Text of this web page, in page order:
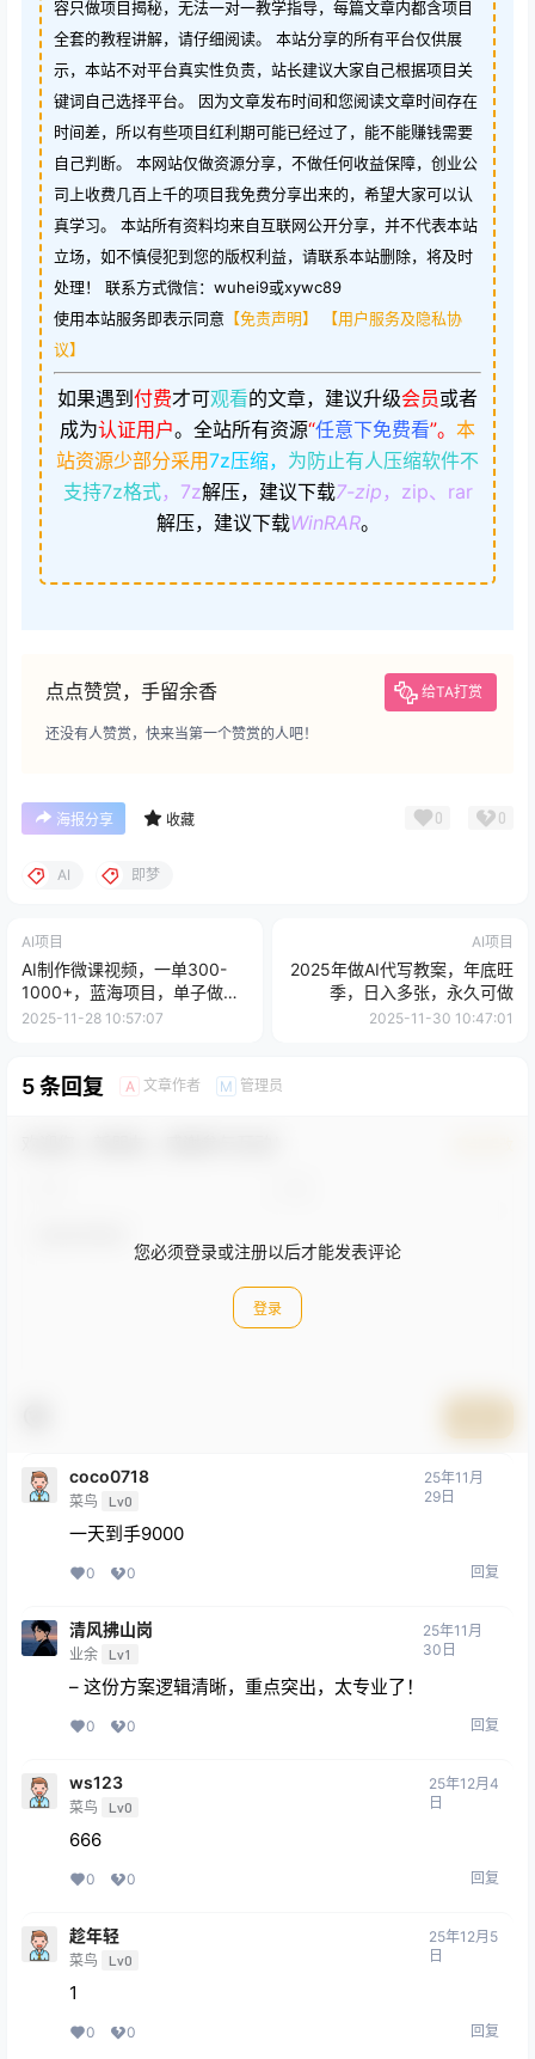
容只做项目揭秘，无法一对一教学指导，每篇文章内都含项目
全套的教程讲解，请仔细阅读。 本站分享的所有平台仅供展
示，本站不对平台真实性负责，站长建议大家自己根据项目关
键词自己选择平台。 因为文章发布时间和您阅读文章时间存在
时间差，所以有些项目红利期可能已经过了，能不能赚钱需要
自己判断。 本网站仅做资源分享，不做任何收益保障，创业公
司上收费几百上千的项目我免费分享出来的，希望大家可以认
真学习。 本站所有资料均来自互联网公开分享，并不代表本站
立场，如不慎侵犯到您的版权利益，请联系本站删除，将及时
处理！ 联系方式微信：wuhei9或xywc89
使用本站服务即表示同意 【免责声明】
【用户服务及隐私协
议】
如果遇到付费才可观看的文章，建议升级会员或者
成为认证用户。 全站所有资源“任意下免费看”。 本
站资源少部分采用7z压缩， 为防止有人压缩软件不
支持7z格式，7z解压，建议下载7-zip ，zip、rar
解压，建议下载WinRAR。
点点赞赏，手留余香 给TA打赏
还没有人赞赏，快来当第一个赞赏的人吧！
海报分享 收藏 0 0
AI 即梦
AI项目
AI制作微课视频，一单300-
1000+，蓝海项目，单子做不
完，提供接单渠道！
2025-11-28 10:57:07
AI项目
2025年做AI代写教案，年底旺
季，日入多张，永久可做
2025-11-30 10:47:01
5 条回复 A 文章作者 M 管理员
您必须登录或注册以后才能发表评论
登录
coco0718
菜鸟 Lv0
25年11月
29日
一天到手9000
0 0 回复
清风拂山岗
业余 Lv1
25年11月
30日
– 这份方案逻辑清晰，重点突出，太专业了！
0 0 回复
ws123
菜鸟 Lv0
25年12月4
日
666
0 0 回复
趁年轻
菜鸟 Lv0
25年12月5
日
1
0 0 回复